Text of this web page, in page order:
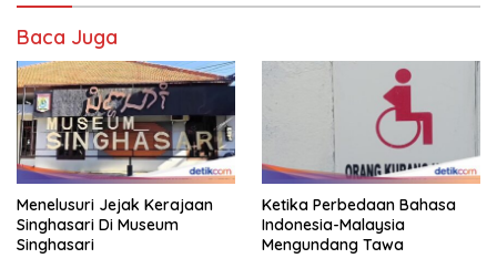
Baca Juga
Menelusuri Jejak Kerajaan
Singhasari Di Museum
Singhasari
Ketika Perbedaan Bahasa
Indonesia-Malaysia
Mengundang Tawa